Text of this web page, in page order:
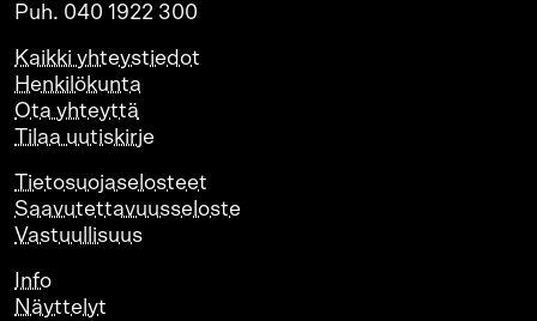
Puh. 040 1922 300
Kaikki yhteystiedot
Henkilökunta
Ota yhteyttä
Tilaa uutiskirje
Tietosuojaselosteet
Saavutettavuusseloste
Vastuullisuus
Info
Näyttelyt